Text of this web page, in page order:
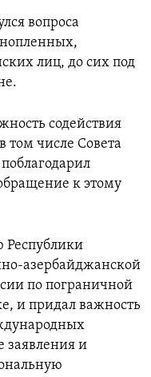
вопроса
лиц, до сих под
содействия
том числе Совета
к этому
азербайджанской
по пограничной
и придал важность
заявления и